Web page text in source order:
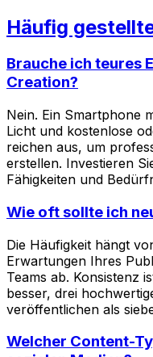
Häufig
Brauche ich teures
Creation?
Nein. Ein Smartphone
Licht und kostenlose
reichen aus, um
erstellen. Investieren
Fähigkeiten und
Wie oft sollte ich
Die Häufigkeit hängt
Erwartungen Ihres
Teams ab. Konsistenz
besser, drei
veröffentlichen als
Welcher Content-